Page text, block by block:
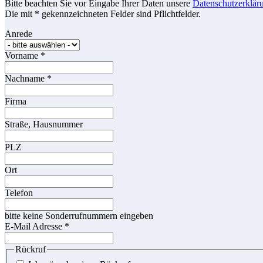
Bitte beachten Sie vor Eingabe Ihrer Daten unsere
Die mit * gekennzeichneten Felder sind Pflichtfelder.
Anrede
Vorname *
Nachname *
Firma
Straße, Hausnummer
PLZ
Ort
Telefon
bitte keine Sonderrufnummern eingeben
E-Mail Adresse *
Rückruf